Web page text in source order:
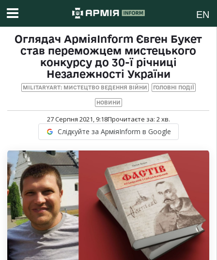
EN
Оглядач АрміяInform Євген Букет
став переможцем мистецького
конкурсу до 30-ї річниці
Незалежності України
MILITARYART: МИСТЕЦТВО ВЕДЕННЯ ВІЙНИ ГОЛОВНІ ПОДІЇ
НОВИНИ
27 Серпня 2021, 9:18Прочитаєте за: 2хв.
Слідкуйте за АрміяInform в Google